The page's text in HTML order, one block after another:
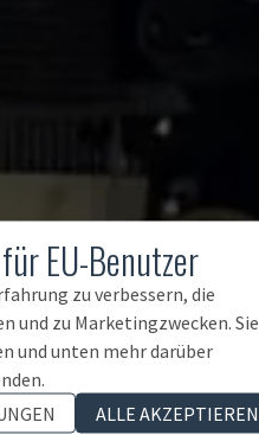
EU-Benutzer
zu verbessern, die
und zu Marketingzwecken. Sie
und unten mehr darüber
ALLE AKZEPTIEREN